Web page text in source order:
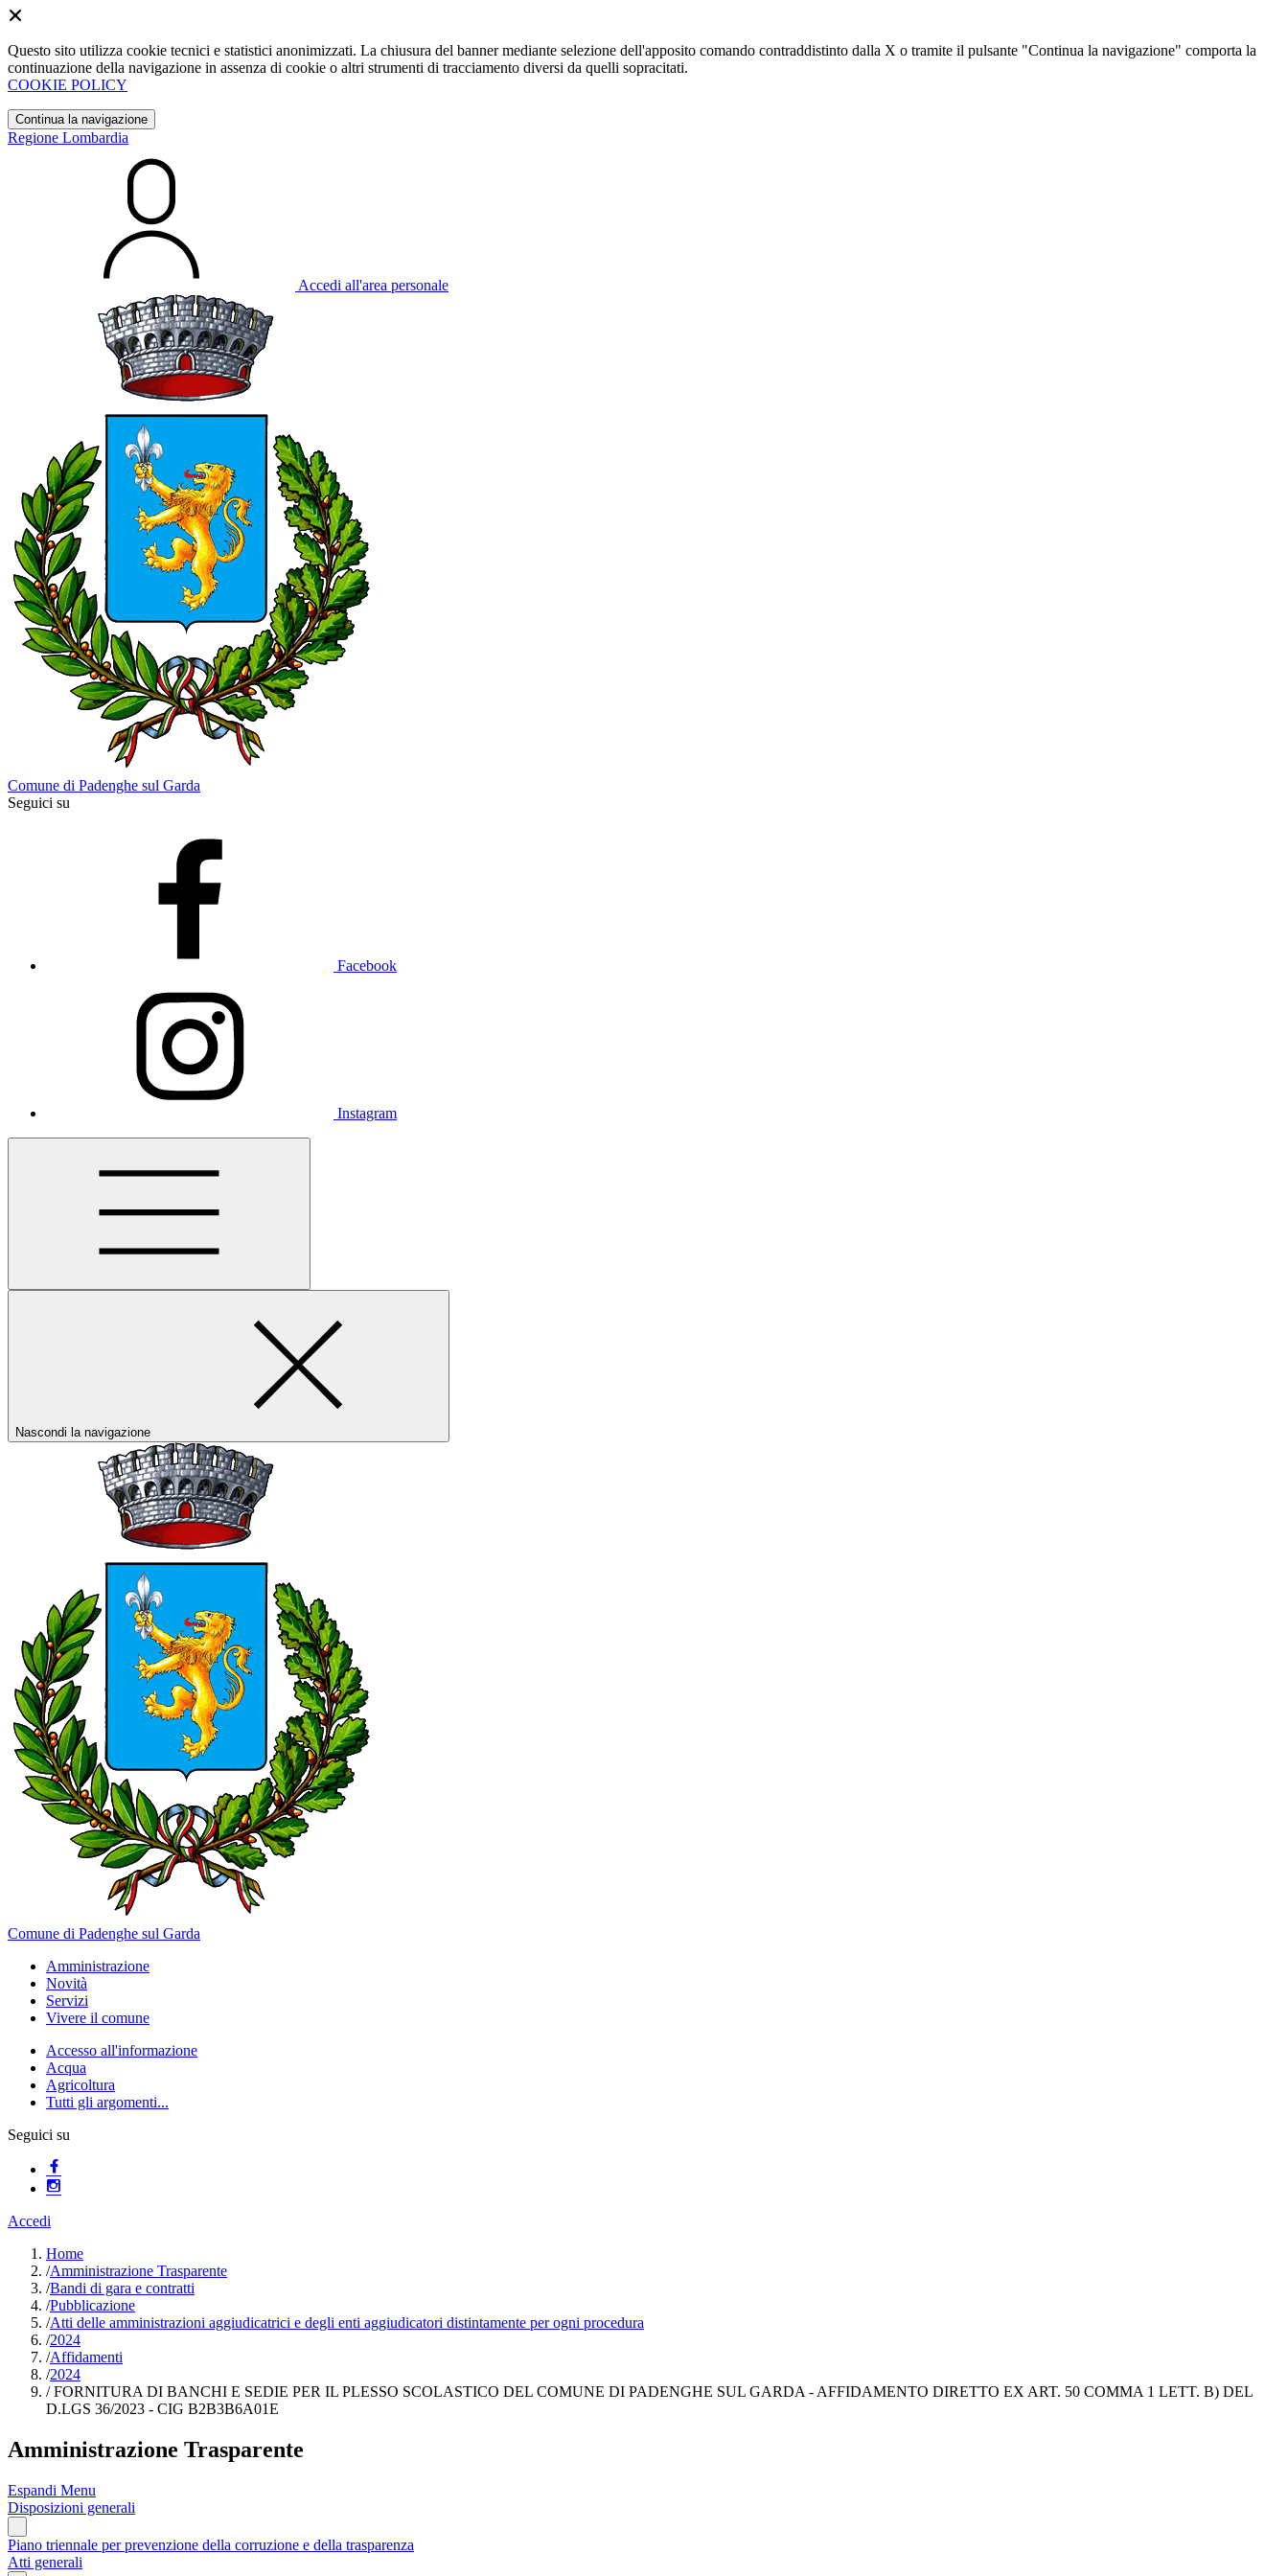
Questo sito utilizza cookie tecnici e statistici anonimizzati. La chiusura del banner mediante selezione dell'apposito comando contraddistinto dalla X o tramite il pulsante "Continua la navigazione" comporta la
continuazione della navigazione in assenza di cookie o altri strumenti di tracciamento diversi da quelli sopracitati.
COOKIE POLICY
Continua la navigazione
Regione Lombardia
Accedi all'area personale
Comune di Padenghe sul Garda
Seguici su
Facebook
Instagram
Nascondi la navigazione
Comune di Padenghe sul Garda
Amministrazione
Novità
Servizi
Vivere il comune
Accesso all'informazione
Acqua
Agricoltura
Tutti gli argomenti...
Seguici su
Accedi
Home
/Amministrazione Trasparente
/Bandi di gara e contratti
/Pubblicazione
/Atti delle amministrazioni aggiudicatrici e degli enti aggiudicatori distintamente per ogni procedura
/2024
/Affidamenti
/2024
/FORNITURA DI BANCHI E SEDIE PER IL PLESSO SCOLASTICO DEL COMUNE DI PADENGHE SUL GARDA - AFFIDAMENTO DIRETTO EX ART. 50 COMMA 1 LETT. B) DEL
D.LGS 36/2023 - CIG B2B3B6A01E
Amministrazione Trasparente
Espandi Menu
Disposizioni generali
Piano triennale per prevenzione della corruzione e della trasparenza
Atti generali